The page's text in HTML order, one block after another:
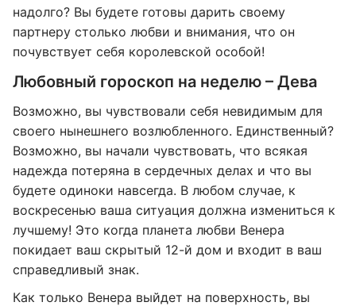
надолго? Вы будете готовы дарить своему
партнеру столько любви и внимания, что он
почувствует себя королевской особой!
Любовный гороскоп на неделю – Дева
Возможно, вы чувствовали себя невидимым для
своего нынешнего возлюбленного. Единственный?
Возможно, вы начали чувствовать, что всякая
надежда потеряна в сердечных делах и что вы
будете одиноки навсегда. В любом случае, к
воскресенью ваша ситуация должна измениться к
лучшему! Это когда планета любви Венера
покидает ваш скрытый 12-й дом и входит в ваш
справедливый знак.
Как только Венера выйдет на поверхность, вы